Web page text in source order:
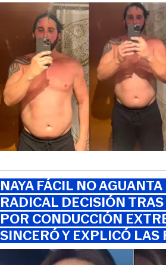
NAYA FÁCIL NO
RADICAL DECISIÓN
POR CONDUCCIÓN
SINCERÓ Y EXPLICÓ LAS